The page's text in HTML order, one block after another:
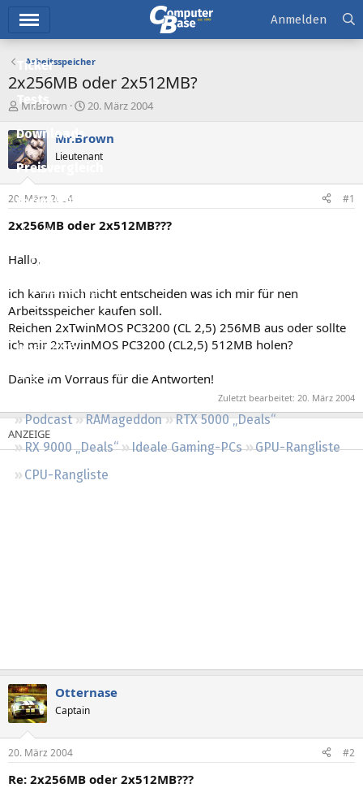
Ticker
Tests
Downloads
Preisvergleich
Forum
Aktuelles
Empfohlene Inhalte
Neue Beiträge
Neueste Aktivitäten
Leserartikel
Regeln
Podcast RAMageddon
RTX 5000 „Deals“
RX 9000 „Deals“
Ideale Gaming-PCs
GPU-Rangliste
CPU-Rangliste
Anmelden
Arbeitsspeicher
2x256MB oder 2x512MB?
E
s
t
e
e
r
Mr.Brown
E
s
e
t
a
20. März 2004
Mr.Brown
Lieutenant
20. März 2004 #1
2x256MB oder 2x512MB???
Hallo,
ich kann mich nicht entscheiden was ich mir für nen
Arbeitsspeicher kaufen soll.
Reichen 2xTwinMOS PC3200 (CL 2,5) 256MB aus oder sollte
ich mir 2xTwinMOS PC3200 (CL2,5) 512MB holen?
Danke im Vorraus für die Antworten!
Zuletzt bearbeitet: 20. März 2004
Otternase
Captain
20. März 2004 #2
Re: 2x256MB oder 2x512MB???